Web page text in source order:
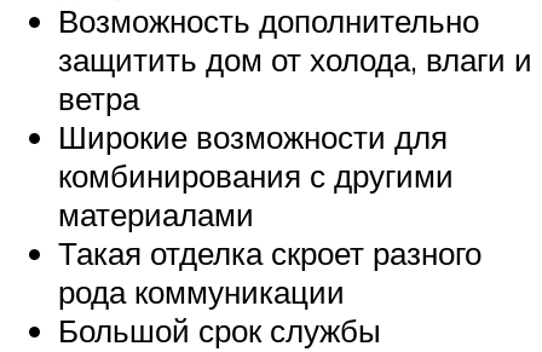
Возможность дополнительно
защитить дом от холода, влаги и
ветра
Широкие возможности для
комбинирования с другими
материалами
Такая отделка скроет разного
рода коммуникации
Большой срок службы